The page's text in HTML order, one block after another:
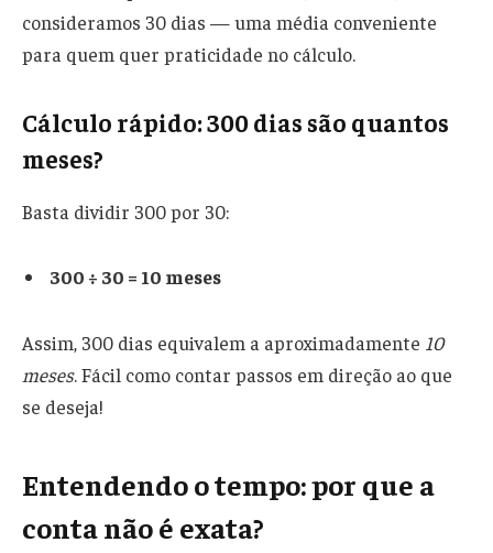
consideramos 30 dias — uma média conveniente
para quem quer praticidade no cálculo.
Cálculo rápido: 300 dias são quantos
meses?
Basta dividir 300 por 30:
300 ÷ 30 = 10 meses
Assim, 300 dias equivalem a aproximadamente 10
meses. Fácil como contar passos em direção ao que
se deseja!
Entendendo o tempo: por que a
conta não é exata?